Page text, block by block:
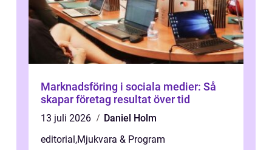
Marknadsföring i sociala medier: Så
skapar företag resultat över tid
13 juli 2026
Daniel Holm
editorial,Mjukvara & Program